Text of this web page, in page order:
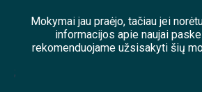
Mokymai jau praėjo, tačiau jei
informacijos apie naujai
rekomenduojame užsisakyti šių
;